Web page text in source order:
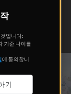
입니다:
기준 나이를
에 동의합니